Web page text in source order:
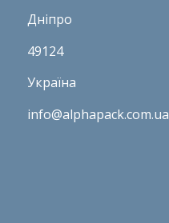
Дніпро
49124
Україна
info@alphapack.com.ua